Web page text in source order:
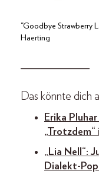
“Goodbye Strawberry
Haerting
_____________
Das könnte dich
Erika
„Lia Nell“:
Dialekt-Pop